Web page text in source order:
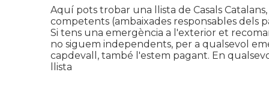
Aquí pots trobar una llista de Casals
competents (ambaixades responsables dels
Si tens una emergència a l'exterior et
no siguem independents, per a qualsevol
capdevall, també l'estem pagant. En
llista